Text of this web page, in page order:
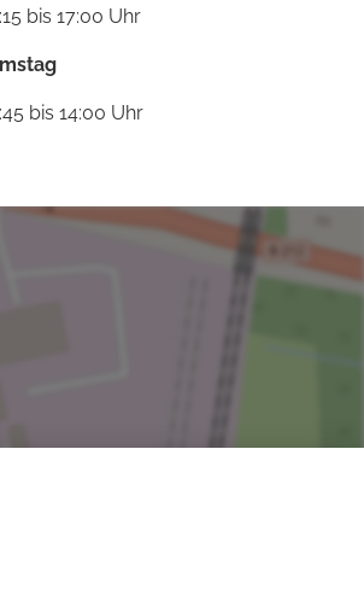
bis 17:00 Uhr
bis 14:00 Uhr